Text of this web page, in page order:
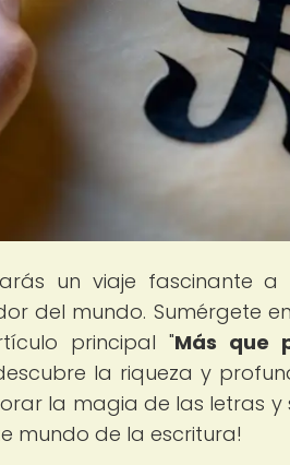
un viaje fascinante a
del mundo. Sumérgete
principal "Más que
la riqueza y
la magia de las letras
mundo de la escritura!